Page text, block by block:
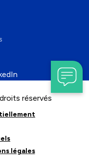
réservés
légales